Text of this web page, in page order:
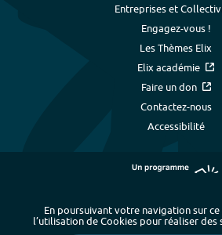
Entreprises et
Engagez-vous !
Les Thèmes Elix
Elix académie
Faire un don
Contactez-nous
Accessibilité
En poursuivant votre navigation sur
l’utilisation de Cookies pour réaliser